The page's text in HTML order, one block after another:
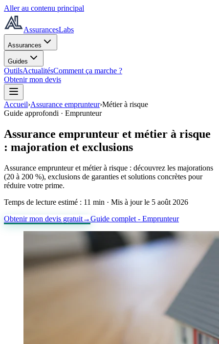
Aller au contenu principal
AssurancesLabs
Assurances
Guides
OutilsActualitésComment ça marche ?
Obtenir mon devis
Accueil›Assurance emprunteur›Métier à risque
Guide approfondi · Emprunteur
Assurance emprunteur et métier à risque
: majoration et exclusions
Assurance emprunteur et métier à risque : découvrez les majorations
(20 à 200 %), exclusions de garanties et solutions concrètes pour
réduire votre prime.
Temps de lecture estimé : 11 min · Mis à jour le 5 août 2026
Obtenir mon devis gratuit→Guide complet - Emprunteur